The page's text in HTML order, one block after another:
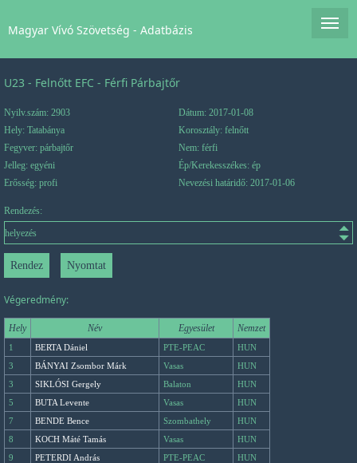
Magyar Vívó Szövetség - Adatbázis
U23 - Felnőtt EFC - Férfi Párbajtőr
Nyilv.szám: 2903
Dátum: 2017-01-08
Hely: Tatabánya
Korosztály: felnőtt
Fegyver: párbajtőr
Nem: férfi
Jelleg: egyéni
Ép/Kerekesszékes: ép
Erősség: profi
Nevezési határidő: 2017-01-06
Rendezés:
Végeredmény:
Hely Név Egyesület Nemzet
1 BERTA Dániel PTE-PEAC
HUN
3
BÁNYAI Zsombor Márk Vasas
HUN
3
SIKLÓSI Gergely Balaton
HUN
5
BUTA Levente Vasas
HUN
7
BENDE Bence Szombathely
HUN
8
KOCH Máté Tamás Vasas
HUN
9
PETERDI András PTE-PEAC
HUN